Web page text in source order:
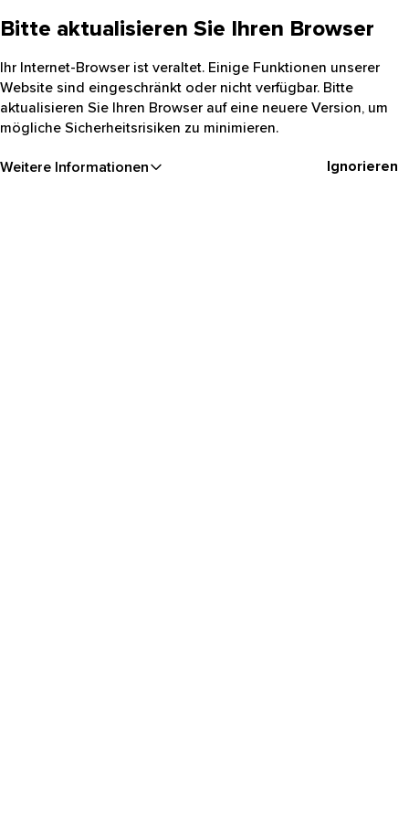
Bitte aktualisieren Sie Ihren Browser
Ihr Internet-Browser ist veraltet. Einige Funktionen unserer
Website sind eingeschränkt oder nicht verfügbar. Bitte
aktualisieren Sie Ihren Browser auf eine neuere Version, um
mögliche Sicherheitsrisiken zu minimieren.
Weitere Informationen Ignorieren